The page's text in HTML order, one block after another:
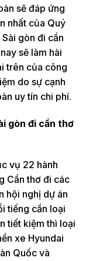
sẽ đáp ứng
nhất của Quý
gòn đi cần
sẽ làm hài
trên của công
do sự cạnh
uy tín chi phí.
gòn đi cần thơ
vụ 22 hành
Cần thơ đi các
hội nghị dự án
tiếng cần loại
tiết kiệm thì loại
xe Hyundai
Quốc và